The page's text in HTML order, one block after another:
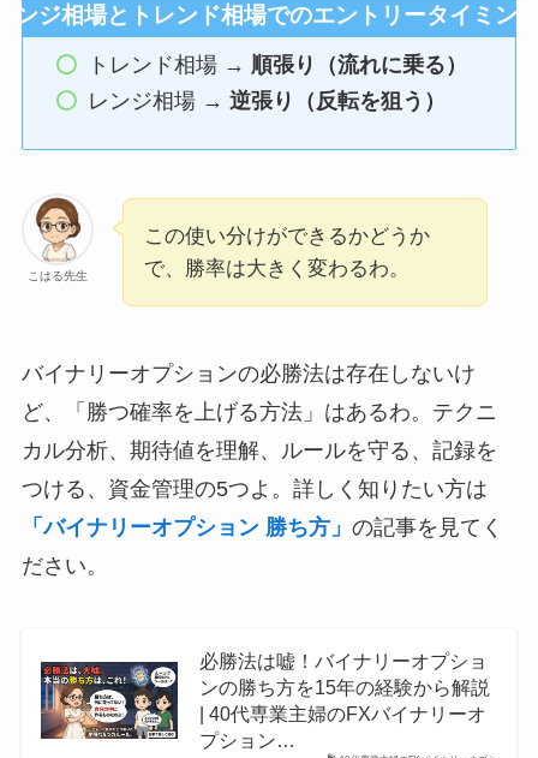
ンジ相場とトレンド相場でのエントリータイミン
トレンド相場 → 順張り（流れに乗る）
レンジ相場 → 逆張り（反転を狙う）
こはる先生
この使い分けができるかどうか
で、勝率は大きく変わるわ。
バイナリーオプションの必勝法は存在しないけ
ど、「勝つ確率を上げる方法」はあるわ。テクニ
カル分析、期待値を理解、ルールを守る、記録を
つける、資金管理の5つよ。詳しく知りたい方は
「バイナリーオプション 勝ち方」 の記事を見てく
ださい。
必勝法は嘘！バイナリーオプショ
ンの勝ち方を15年の経験から解説
| 40代専業主婦のFXバイナリーオ
プション…